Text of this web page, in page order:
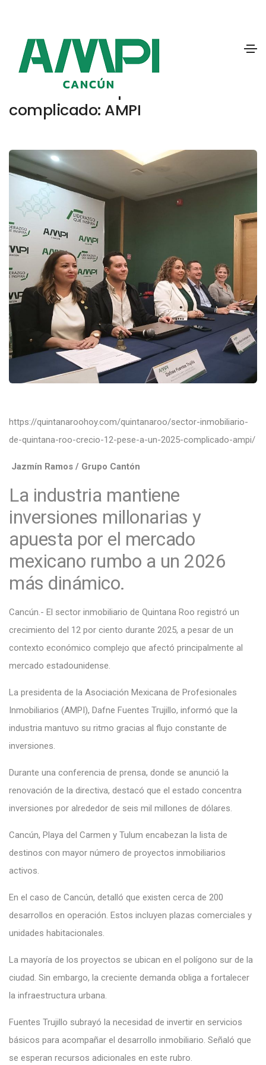
Viernes, 30 de enero de 2026
Sector inmobiliario de Quintana
Roo creció 12% pese a un 2025
complicado: AMPI
https://quintanaroohoy.com/quintanaroo/sector-inmobiliario-
de-quintana-roo-crecio-12-pese-a-un-2025-complicado-ampi/
Jazmín Ramos / Grupo Cantón
La industria mantiene
inversiones millonarias y
apuesta por el mercado
mexicano rumbo a un 2026
más dinámico.
Cancún.- El sector inmobiliario de Quintana Roo registró un
crecimiento del 12 por ciento durante 2025, a pesar de un
contexto económico complejo que afectó principalmente al
mercado estadounidense.
La presidenta de la Asociación Mexicana de Profesionales
Inmobiliarios (AMPI), Dafne Fuentes Trujillo, informó que la
industria mantuvo su ritmo gracias al flujo constante de
inversiones.
Durante una conferencia de prensa, donde se anunció la
renovación de la directiva, destacó que el estado concentra
inversiones por alrededor de seis mil millones de dólares.
Cancún, Playa del Carmen y Tulum encabezan la lista de
destinos con mayor número de proyectos inmobiliarios
activos.
En el caso de Cancún, detalló que existen cerca de 200
desarrollos en operación. Estos incluyen plazas comerciales y
unidades habitacionales.
La mayoría de los proyectos se ubican en el polígono sur de la
ciudad. Sin embargo, la creciente demanda obliga a fortalecer
la infraestructura urbana.
Fuentes Trujillo subrayó la necesidad de invertir en servicios
básicos para acompañar el desarrollo inmobiliario. Señaló que
se esperan recursos adicionales en este rubro.